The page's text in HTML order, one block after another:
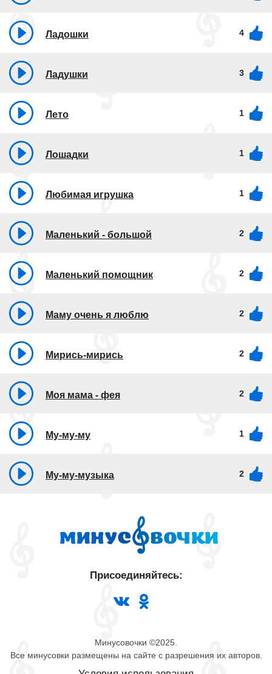
Ладошки 4
Ладушки 3
Лето 1
Лошадки 1
Любимая игрушка 1
Маленький - большой 2
Маленький помощник 2
Маму очень я люблю 2
Мирись-мирись 2
Моя мама - фея 2
Му-му-му 1
Му-му-музыка 2
Минусовочки ©2025.
Все минусовки размещены на сайте с разрешения их авторов.
Присоединяйтесь: